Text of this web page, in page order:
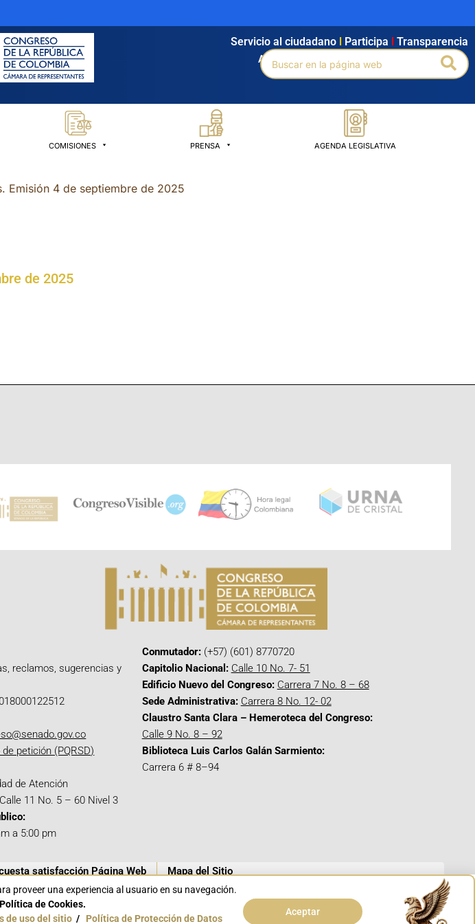
Agendamiento Intranet Búsqueda avanzada
Servicio al ciudadano Participa Transparencia
Buscar
por:
COMISIONES PRENSA AGENDA LEGISLATIVA
Emisión 4 de septiembre de 2025
de 2025
reclamos, sugerencias y
petición (PQRSD)
de Atención
11 No. 5 – 60 Nivel 3
a 5:00 pm
Conmutador:(+57) (601) 8770720
Capitolio Nacional: Calle 10 No. 7- 51
Edificio Nuevo del Congreso: Carrera 7 No. 8 – 68
Sede Administrativa: Carrera 8 No. 12- 02
Claustro Santa Clara – Hemeroteca del Congreso:
Calle 9 No. 8 – 92
Biblioteca Luis Carlos Galán Sarmiento:
Carrera 6 # 8–94
satisfacción Página Web Mapa del Sitio
proveer una experiencia al usuario en su navegación.
Política de Cookies.
de uso del sitio/ Política de Protección de Datos
Aceptar